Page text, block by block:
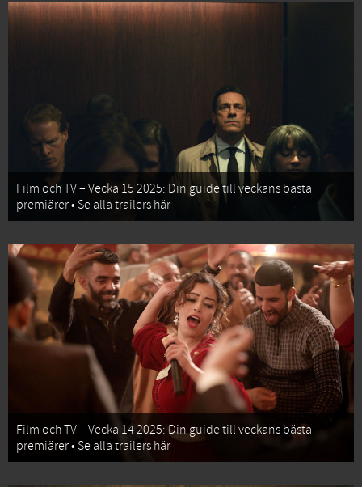
Film och TV – Vecka 15 2025: Din guide till veckans bästa
premiärer • Se alla trailers här
Film och TV – Vecka 14 2025: Din guide till veckans bästa
premiärer • Se alla trailers här